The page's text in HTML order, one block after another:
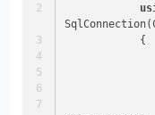
            {